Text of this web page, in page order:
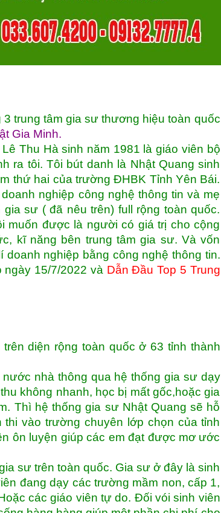
trung tâm gia sư thương hiệu toàn quốc
Gia Minh.
Thu Hà sinh năm 1981 là giáo viên bộ
ra tôi. Tôi bút danh là Nhật Quang sinh
thứ hai của trường ĐHBK Tỉnh Yên Bái.
nghiệp công nghệ thông tin và mẹ
sư ( đã nêu trên) full rộng toàn quốc.
muốn được là người có giá trị cho cộng
kĩ năng bên trung tâm gia sư. Và vốn
nghiệp bằng công nghệ thông tin.
15/7/2022 và Dẫn Đầu Top 5 Trung
diện rộng toàn quốc ở 63 tỉnh thành
nhà thông qua hệ thống gia sư dạy
không nhanh, học bị mất gốc,hoặc gia
Thì hệ thống gia sư Nhật Quang sẽ hỗ
vào trường chuyên lớp chọn của tỉnh
ôn luyện giúp các em đạt được mơ ước
sư trên toàn quốc. Gia sư ở đây là sinh
đang dạy các trường mầm non, cấp 1,
các giáo viên tự do. Đối vói sinh viên